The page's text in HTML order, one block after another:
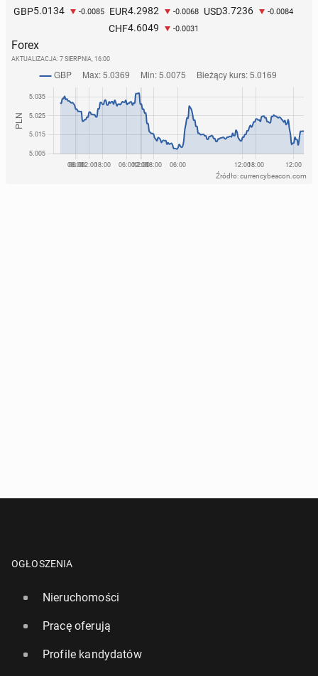
GBP5.0134 -0.0085 EUR4.2982 -0.0068 USD3.7236 -0.0084
CHF4.6049 -0.0031
Forex
AKTUALIZACJA: 7 SIERPNIA, 16:00
Źródło: currencybeacon.com
OGŁOSZENIA
Nieruchomości
Pracę oferują
Profile kandydatów